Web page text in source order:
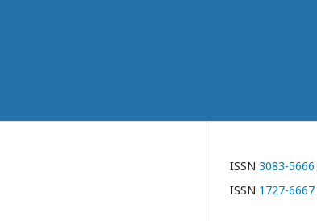
ISSN 3083-5666
ISSN 1727-6667